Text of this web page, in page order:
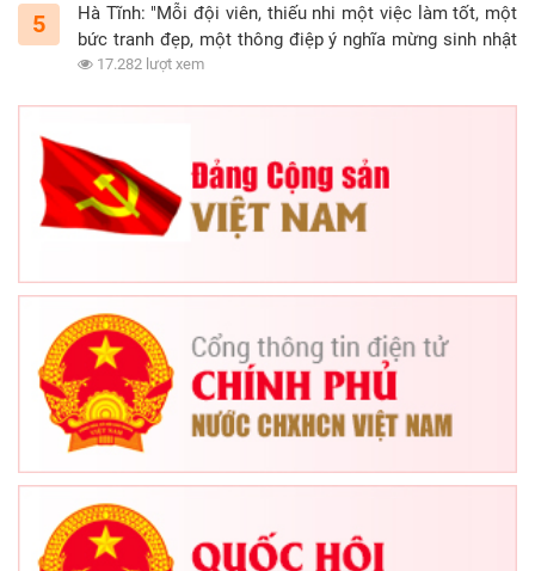
5
Hà Tĩnh: "Mỗi đội viên, thiếu nhi một việc làm tốt, một
bức tranh đẹp, một thông điệp ý nghĩa mừng sinh nhật
Đội"17.282 lượt xem